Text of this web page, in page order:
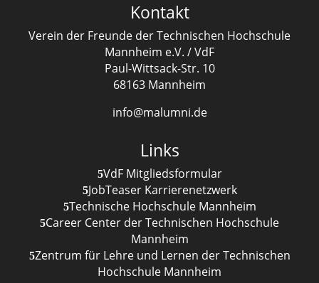
Kontakt
Verein der Freunde der Technischen Hochschule
Mannheim e.V. / VdF
Paul-Wittsack-Str. 10
68163 Mannheim
info@malumni.de
Links
VdF Mitgliedsformular
JobTeaser Karrierenetzwerk
Technische Hochschule Mannheim
Career Center der Technischen Hochschule
Mannheim
Zentrum für Lehre und Lernen der Technischen
Hochschule Mannheim